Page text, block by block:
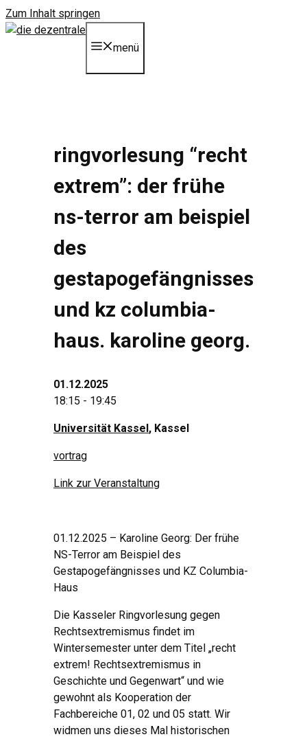
Zum Inhalt springen
menü
ringvorlesung “recht
extrem”: der frühe
ns-terror am beispiel
des
gestapogefängnisses
und kz columbia-
haus. karoline georg.
01.12.2025
18:15 - 19:45
Universität Kassel, Kassel
vortrag
Link zur Veranstaltung
01.12.2025 – Karoline Georg: Der frühe
NS-Terror am Beispiel des
Gestapogefängnisses und KZ Columbia-
Haus
Die Kasseler Ringvorlesung gegen
Rechtsextremismus findet im
Wintersemester unter dem Titel „recht
extrem! Rechtsextremismus in
Geschichte und Gegenwart“ und wie
gewohnt als Kooperation der
Fachbereiche 01, 02 und 05 statt. Wir
widmen uns dieses Mal historischen